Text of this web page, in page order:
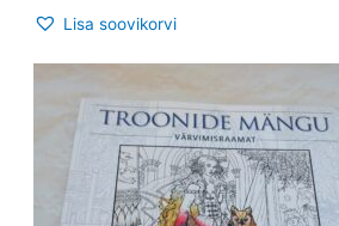
Lisa soovikorvi